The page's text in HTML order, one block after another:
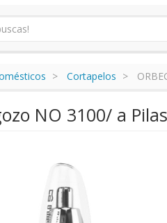
Cortapelos
NO 3100/ a